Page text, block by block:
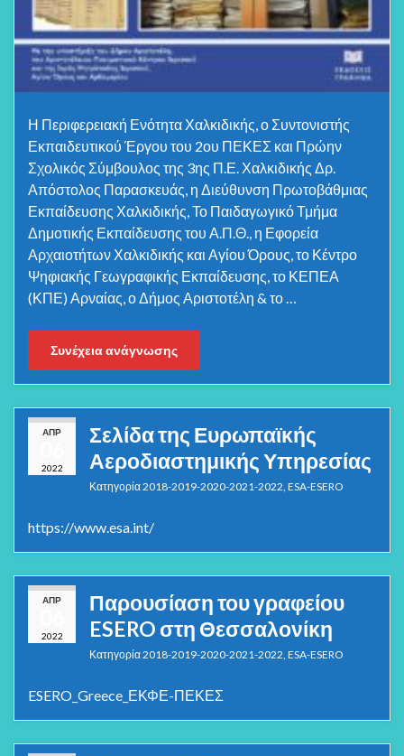
Η Περιφερειακή Ενότητα Χαλκιδικής, ο Συντονιστής
Εκπαιδευτικού Έργου του 2ου ΠΕΚΕΣ και Πρώην
Σχολικός Σύμβουλος της 3ης Π.Ε. Χαλκιδικής Δρ.
Απόστολος Παρασκευάς, η Διεύθυνση Πρωτοβάθμιας
Εκπαίδευσης Χαλκιδικής, Το Παιδαγωγικό Τμήμα
Δημοτικής Εκπαίδευσης του Α.Π.Θ., η Εφορεία
Αρχαιοτήτων Χαλκιδικής και Αγίου Όρους, το Κέντρο
Ψηφιακής Γεωγραφικής Εκπαίδευσης, το ΚΕΠΕΑ
(ΚΠΕ) Αρναίας, ο Δήμος Αριστοτέλη & το …
Συνέχεια ανάγνωσης
ΑΠΡ
2022
Σελίδα της Ευρωπαϊκής
Αεροδιαστημικής Υπηρεσίας
Κατηγορία2018-2019-2020-2021-2022 ESA-ESERO
https://www.esa.int/
ΑΠΡ
2022
Παρουσίαση του γραφείου
ESERO στη Θεσσαλονίκη
Κατηγορία2018-2019-2020-2021-2022 ESA-ESERO
ESERO_Greece_ΕΚΦΕ-ΠΕΚΕΣ